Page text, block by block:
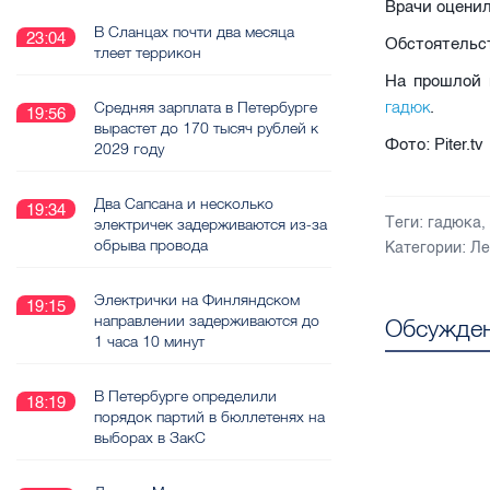
Врачи
На
гадюк.
Фото: Piter.tv
Теги: гадюка,
Категории:
23:04
В Сланцах почти два месяца
тлеет террикон
19:56
Средняя зарплата в Петербурге
вырастет до 170 тысяч рублей к
2029 году
19:34
Два Сапсана и несколько
электричек задерживаются из-за
обрыва провода
19:15
Электрички на Финляндском
направлении задерживаются до
1 часа 10 минут
18:19
В Петербурге определили
порядок партий в бюллетенях на
выборах в ЗакС